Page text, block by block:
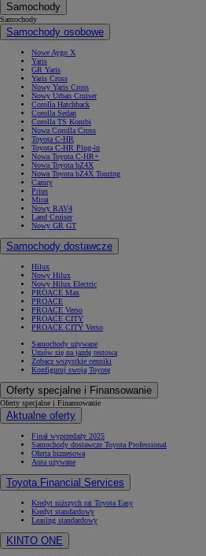
Samochody
Samochody
Samochody osobowe
Nowe Aygo X
Yaris
GR Yaris
Yaris Cross
Nowy Yaris Cross
Nowy Urban Cruiser
Corolla Hatchback
Corolla Sedan
Corolla TS Kombi
Nowa Corolla Cross
Toyota C-HR
Toyota C-HR Plug-in
Nowa Toyota C-HR+
Nowa Toyota bZ4X
Nowa Toyota bZ4X Touring
Camry
Prius
Mirai
Nowy RAV4
Land Cruiser
Nowy GR GT
Samochody dostawcze
Hilux
Nowy Hilux
Nowy Hilux Electric
PROACE Max
PROACE
PROACE Verso
PROACE CITY
PROACE CITY Verso
Samochody używane
Umów się na jazdę testową
Zobacz wszystkie cenniki
Konfiguruj swoją Toyotę
Oferty specjalne i Finansowanie
Oferty specjalne i Finansowanie
Aktualne oferty
Finał wyprzedaży 2025
Samochody dostawcze Toyota Professional
Oferta biznesowa
Auta używane
Toyota Financial Services
Kredyt niższych rat Toyota Easy
Kredyt standardowy
Leasing standardowy
KINTO ONE